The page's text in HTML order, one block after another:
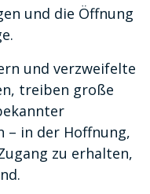
und die Öffnung
und verzweifelte
treiben große
– in der Hoffnung,
zu erhalten,